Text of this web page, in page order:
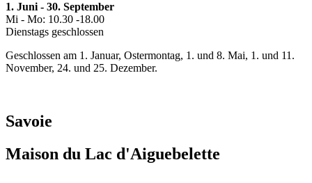
1. Juni - 30. September
Mi - Mo: 10.30 -18.00
Dienstags geschlossen
Geschlossen am 1. Januar, Ostermontag, 1. und 8. Mai, 1. und 11.
November, 24. und 25. Dezember.
Savoie
Maison du Lac d'Aiguebelette